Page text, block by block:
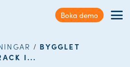
& Case
Boka demo
/ BYGGLET
I...